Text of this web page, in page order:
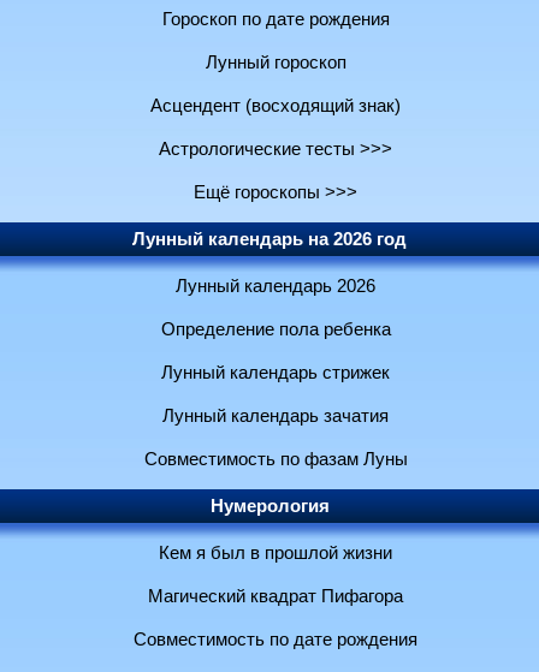
Гороскоп по дате рождения
Лунный гороскоп
Асцендент (восходящий знак)
Астрологические тесты >>>
Ещё гороскопы >>>
Лунный календарь на 2026 год
Лунный календарь 2026
Определение пола ребенка
Лунный календарь стрижек
Лунный календарь зачатия
Совместимость по фазам Луны
Нумерология
Кем я был в прошлой жизни
Магический квадрат Пифагора
Совместимость по дате рождения